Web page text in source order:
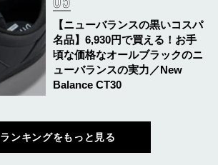
【ニューバランスの黒いコスパ
名品】6,930円で買える！お手
頃な価格なオールブラックのニ
ューバランスの実力／New
Balance CT30
ランキングをもっと見る